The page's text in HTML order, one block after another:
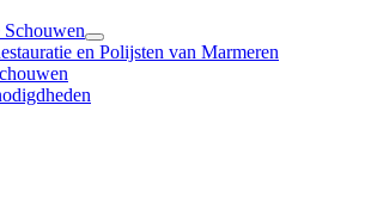
en Polijsten van Marmeren